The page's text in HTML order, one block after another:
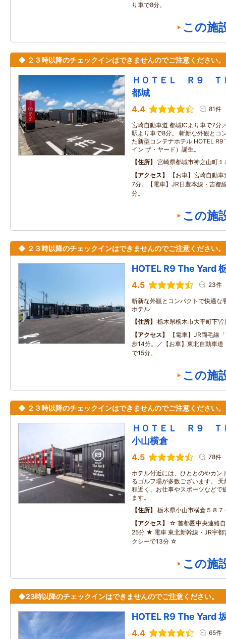
り車で8分。
この施
◆ ２３時以降のチェックインはできませんのでご注意ください。
ＨＯＴＥＬ Ｒ９
都城
4.4 81件
宮崎自動車道 都城ICより車で7分
駅より車で8分。 斬新な外観とコ
た新型コンテナホテル HOTEL
イン ザ・ヤード）誕生。
住所
宮崎県都城市神之山町１
アクセス
【お車】宮崎自動
7分。【電車】JR日豊本線・吉都
分。
この施
◆ ２３時以降のチェックインはできませんのでご注意ください。
HOTEL R9 The Yard
4.5 23件
斬新な外観とコンパクトで快適な
ホテル
住所
栃木県栃木市大平町下皆
アクセス
【電車】JR両毛線
歩14分。／【お車】東北自動車道
で15分。
この施
◆ ２３時以降のチェックインはできませんのでご注意ください。
ＨＯＴＥＬ Ｒ９
小山横倉
4.5 78件
ホテル付近には、ひととのやカン
るゴルフ場が多数ございます。
程近く、お仕事やスポーツなどで
ます。
住所
栃木県小山市横倉５８７
アクセス
☆ 首都圏中央連絡
25分 ★ 電車 東北新幹線・JR宇都
クシーで13分 ☆
この施
◆23時以降のチェックインはできませんのでご注意ください。
HOTEL R9 The Yard
4.4 65件